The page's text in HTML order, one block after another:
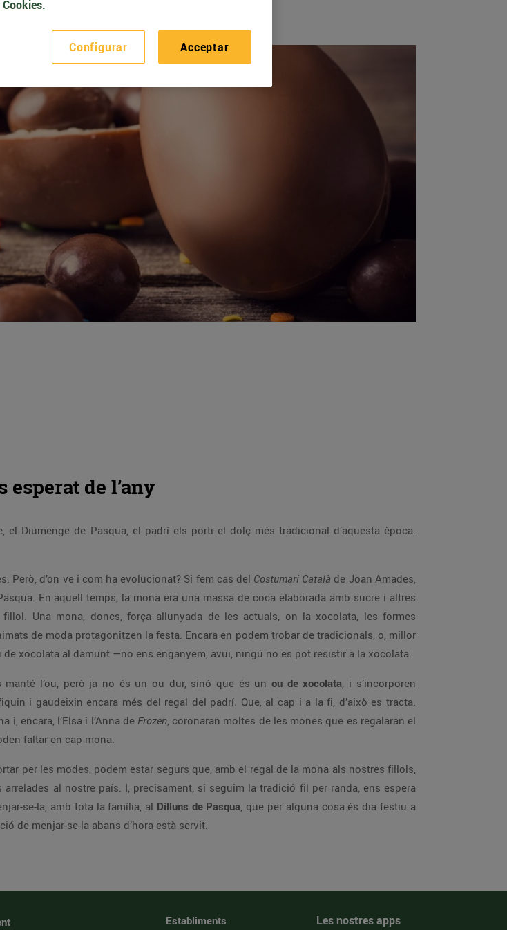
esperat de l’any
Diumenge de Pasqua, el padrí els porti el dolç més tradicional d’aquesta època.
Però, d’on ve i com ha evolucionat? Si fem cas del Costumari Català de Joan Amades,
En aquell temps, la mona era una massa de coca elaborada amb sucre i altres
Una mona, doncs, força allunyada de les actuals, on la xocolata, les formes
de moda protagonitzen la festa. Encara en podem trobar de tradicionals, o, millor
xocolata al damunt —no ens enganyem, avui, ningú no es pot resistir a la xocolata.
l’ou, però ja no és un ou dur, sinó que és un ou de xocolata, i s’incorporen
i gaudeixin encara més del regal del padrí. Que, al cap i a la fi, d’això es tracta.
i, encara, l’Elsa i l’Anna de Frozen, coronaran moltes de les mones que es regalaran el
faltar en cap mona.
per les modes, podem estar segurs que, amb el regal de la mona als nostres fillols,
al nostre país. I, precisament, si seguim la tradició fil per randa, ens espera
se-la, amb tota la família, al Dilluns de Pasqua, que per alguna cosa és dia festiu a
de menjar-se-la abans d’hora està servit.
Establiments Les nostres apps
Configurar Acceptar